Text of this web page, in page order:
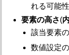
効果
イベント
フォーム
れる可能
要素の高さ(
該当要素
数値設定